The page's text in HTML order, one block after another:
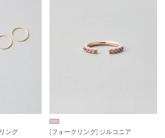
ング
[フォークリング] ジルコニア